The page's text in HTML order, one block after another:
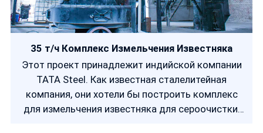
Этот проект принадлежит индийской компании
TATA Steel. Как известная сталелитейная
компания, они хотели бы построить комплекс
для измельчения известняка для сероочистки.
35 т/ч Комплекс Измельчения Известняка